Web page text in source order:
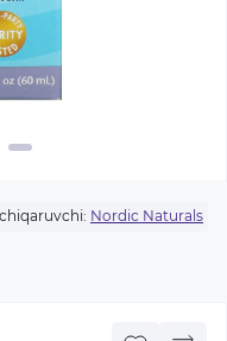
Nordic Naturals